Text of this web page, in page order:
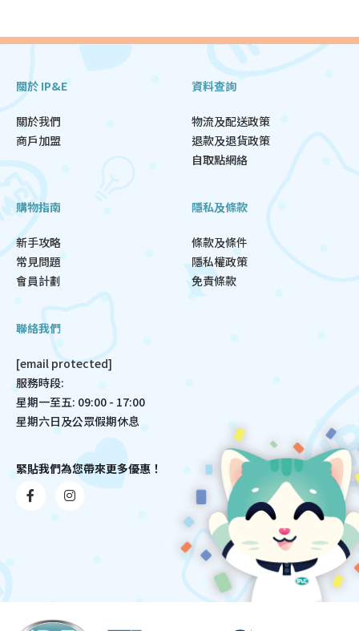
關於 IP&E
關於我們
商戶加盟
資料查詢
物流及配送政策
退款及退貨政策
自取點網絡
購物指南
新手攻略
常見問題
會員計劃
隱私及條款
條款及條件
隱私權政策
免責條款
聯絡我們
[email protected]
服務時段:
星期一至五: 09:00 - 17:00
星期六日及公眾假期休息
緊貼我們為您帶來更多優惠！